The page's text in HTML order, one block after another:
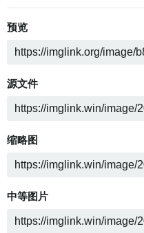
预览
源文件
缩略图
中等图片